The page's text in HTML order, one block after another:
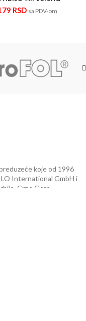
RSD sa PDV-om
koje od 1996
International GmbH i
Crne Gore,